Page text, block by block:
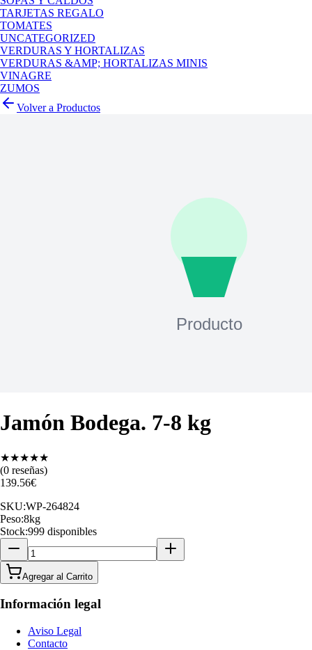
TARJETAS REGALO
TOMATES
UNCATEGORIZED
VERDURAS Y HORTALIZAS
VERDURAS &AMP; HORTALIZAS MINIS
VINAGRE
ZUMOS
Volver a Productos
Jamón Bodega. 7-8 kg
★★★★★
(0 reseñas)
139.56€
SKU:WP-264824
Peso:8kg
Stock:999 disponibles
Agregar al Carrito
Información legal
Aviso Legal
Contacto